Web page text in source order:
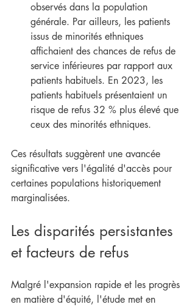
observés dans la population
générale. Par ailleurs, les patients
issus de minorités ethniques
affichaient des chances de refus de
service inférieures par rapport aux
patients habituels. En 2023, les
patients habituels présentaient un
risque de refus 32 % plus élevé que
ceux des minorités ethniques.
Ces résultats suggèrent une avancée
significative vers l'égalité d'accès pour
certaines populations historiquement
marginalisées.
Les disparités persistantes
et facteurs de refus
Malgré l'expansion rapide et les progrès
en matière d'équité, l'étude met en